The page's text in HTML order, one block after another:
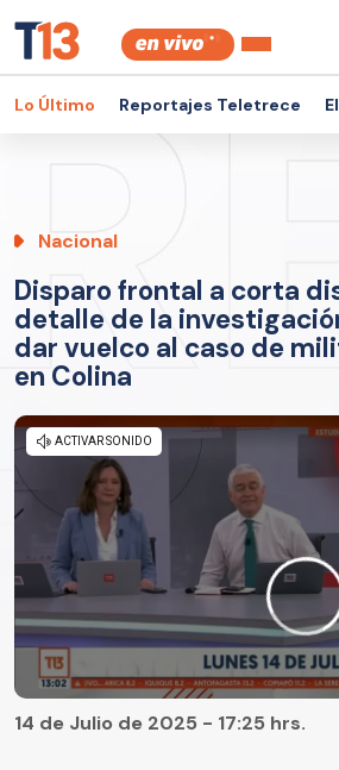
Lo Último Reportajes Teletrece
Nacional
Disparo frontal a corta
detalle de la
dar vuelco al caso de
en Colina
14 de Julio de 2025 - 17:25 hrs.